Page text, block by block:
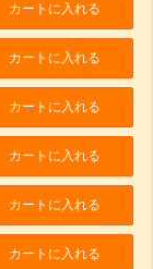
カートに入れる
カートに入れる
カートに入れる
カートに入れる
カートに入れる
カートに入れる